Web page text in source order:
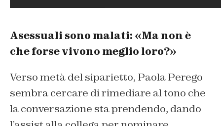
Asessuali sono malati: «Ma non è
che forse vivono meglio loro?»
Verso metà del siparietto, Paola Perego
sembra cercare di rimediare al tono che
la conversazione sta prendendo, dando